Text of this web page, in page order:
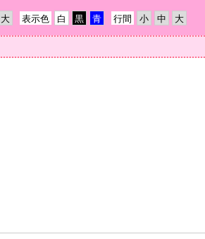
行間
表示色